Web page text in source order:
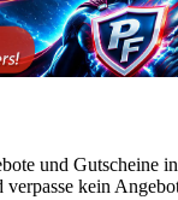
und Gutscheine
kein